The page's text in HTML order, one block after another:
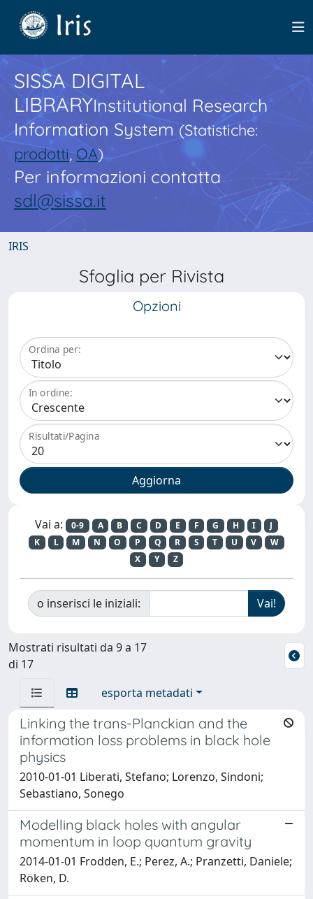
SISSA DIGITAL
LIBRARYInstitutional Research
Information System(Statistiche:
prodotti,OA)
Per informazioni contatta
sdl@sissa.it
IRIS
Sfoglia per Rivista
Opzioni
Ordina per:
In ordine:
Risultati/Pagina
Vai a: 0-9 A B C D E F G H I
J
K
L M N O P Q R S T U V
W
X
Y Z
o inserisci le iniziali:
Mostrati risultati da 9 a 17
di 17
esporta metadati
Linking the trans-Planckian and the
information loss problems in black hole
physics
2010-01-01 Liberati, Stefano; Lorenzo, Sindoni;
Sebastiano, Sonego
Modelling black holes with angular
momentum in loop quantum gravity
2014-01-01 Frodden, E.; Perez, A.; Pranzetti, Daniele;
Röken, D.